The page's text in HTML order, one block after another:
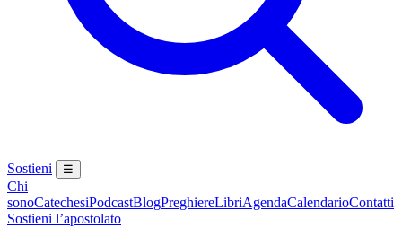
Sostieni ☰
Chi
sonoCatechesiPodcastBlogPreghiereLibriAgendaCalendarioContatti
Sostieni l’apostolato